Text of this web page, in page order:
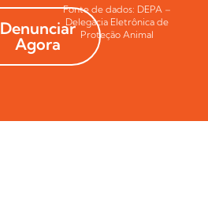
Denunciar
Agora
Fonte de dados: DEPA –
Delegacia Eletrônica de
Proteção Animal